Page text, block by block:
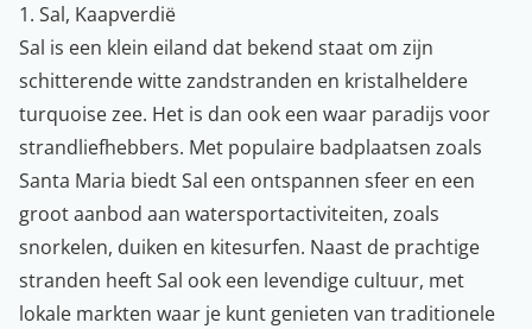
1. Sal, Kaapverdië
Sal is een klein eiland dat bekend staat om zijn
schitterende witte zandstranden en kristalheldere
turquoise zee. Het is dan ook een waar paradijs voor
strandliefhebbers. Met populaire badplaatsen zoals
Santa Maria biedt Sal een ontspannen sfeer en een
groot aanbod aan watersportactiviteiten, zoals
snorkelen, duiken en kitesurfen. Naast de prachtige
stranden heeft Sal ook een levendige cultuur, met
lokale markten waar je kunt genieten van traditionele